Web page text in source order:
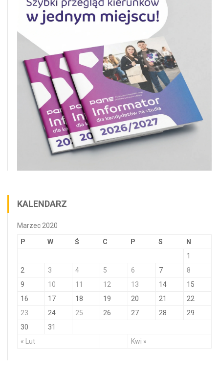
KALENDARZ
Marzec 2020
P W Ś C P S N
« Lut Kwi »
1
2
3 4 5 6 7
8
9
10 11 12 13 14
15
16
17 18 19 20 21
22
23
24 25 26 27 28
29
30
31